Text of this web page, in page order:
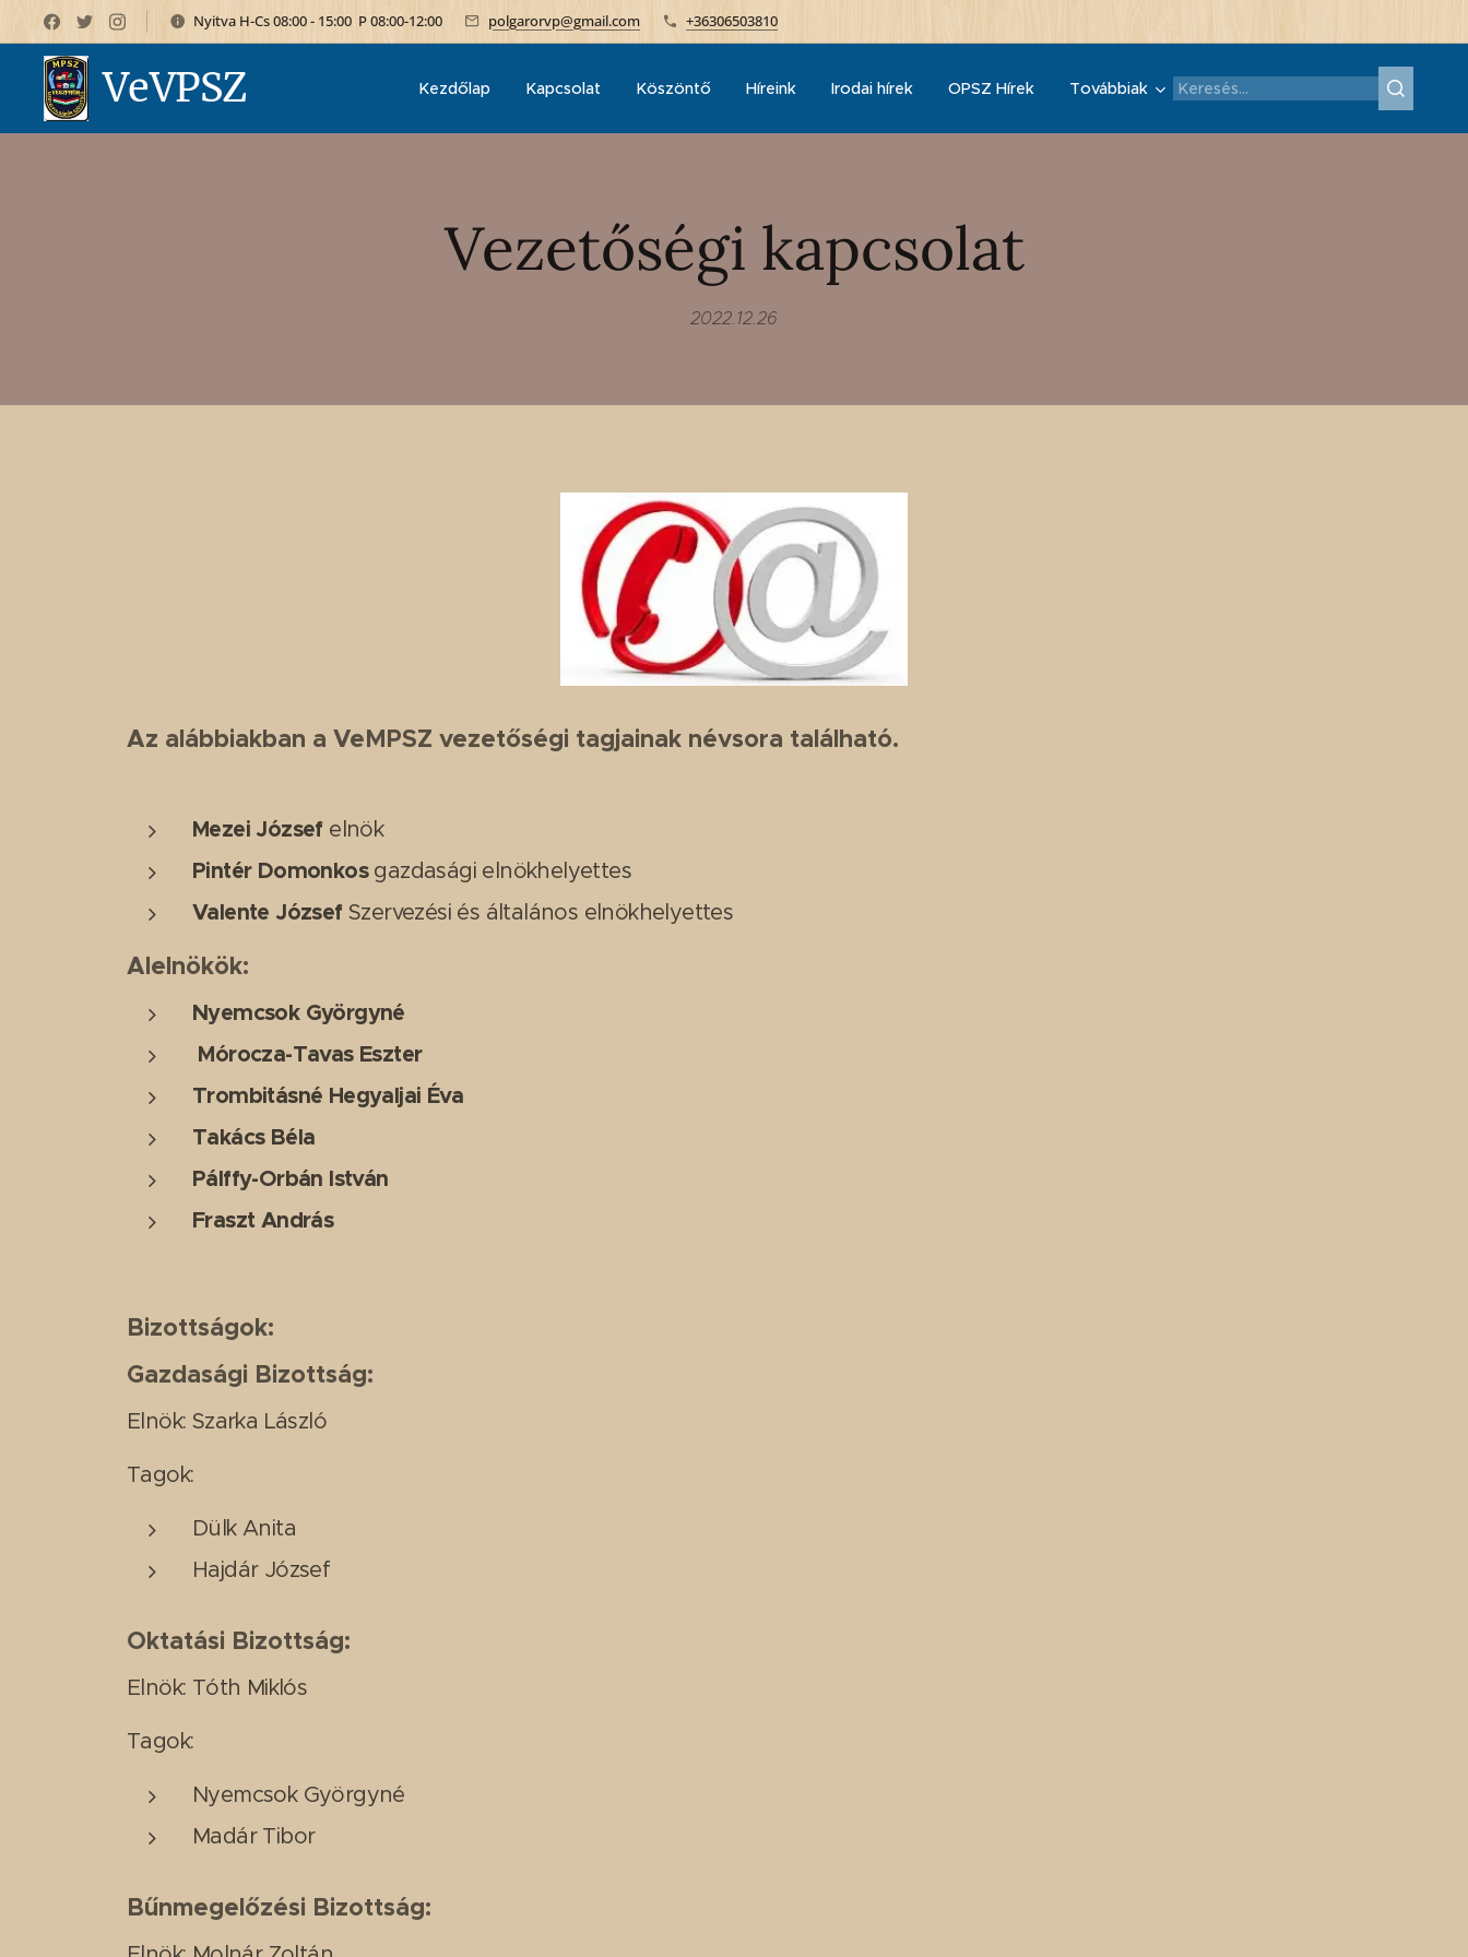
Nyitva H-Cs 08:00 - 15:00 P 08:00-12:00 polgarorvp@gmail.com +36306503810
VeVPSZ Kezdőlap Kapcsolat Köszöntő Híreink Irodai hírek OPSZ Hírek Továbbiak
Vezetőségi kapcsolat
2022.12.26
Az alábbiakban a VeMPSZ vezetőségi tagjainak névsora található.
Mezei Józsefelnök
Pintér Domonkosgazdasági elnökhelyettes
Valente JózsefSzervezési és általános elnökhelyettes
Alelnökök:
Nyemcsok Györgyné
Mórocza-Tavas Eszter
Trombitásné Hegyaljai Éva
Takács Béla
Pálffy-Orbán István
Fraszt András
Bizottságok:
Gazdasági Bizottság:
Elnök: Szarka László
Tagok:
Dülk Anita
Hajdár József
Oktatási Bizottság:
Elnök: Tóth Miklós
Tagok:
Nyemcsok Györgyné
Madár Tibor
Bűnmegelőzési Bizottság: